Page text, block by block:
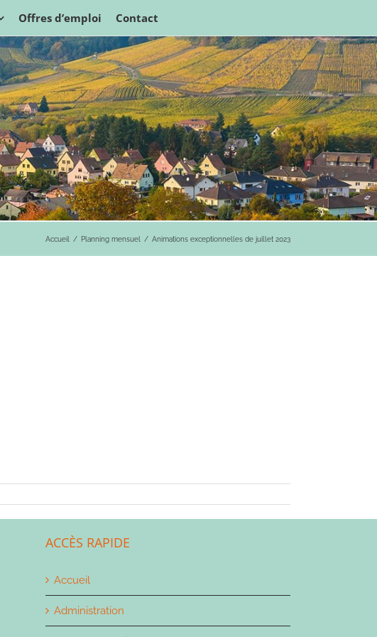
Offres d’emploi Contact
Accueil Planning mensuel Animations exceptionnelles de juillet 2023
ACCÈS RAPIDE
Accueil
Administration